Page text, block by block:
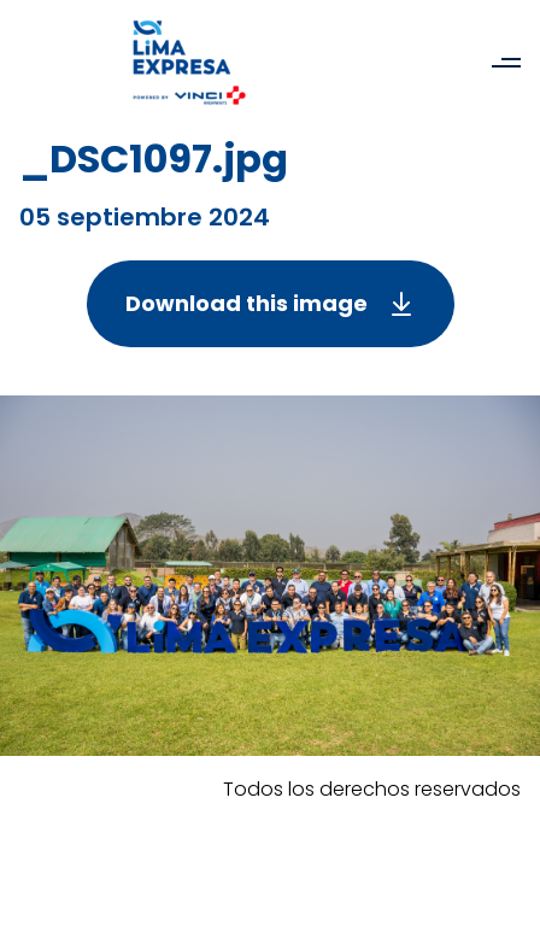
_DSC1097.jpg
05 septiembre 2024
Download this image
Todos los derechos reservados